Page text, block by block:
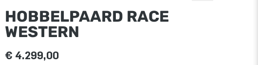
HOBBELPAARD RACE
WESTERN
€ 4.299,00